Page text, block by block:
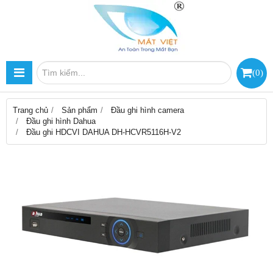
(0)
Trang chủ Sản phẩm
Đầu ghi hình camera
Đầu ghi hình Dahua
Đầu ghi HDCVI DAHUA DH-HCVR5116H-V2